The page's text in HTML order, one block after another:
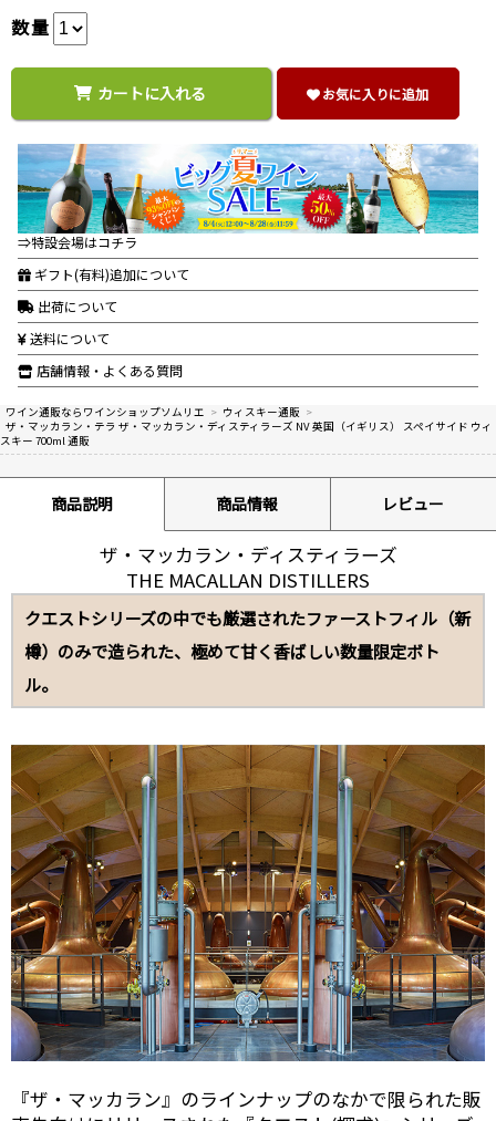
数量
カートに入れる お気に入りに追加
⇒特設会場はコチラ
ギフト(有料)追加について
出荷について
送料について
店舗情報・よくある質問
ワイン通販ならワインショップソムリエ > ウィスキー通販 >
ザ・マッカラン・テラ ザ・マッカラン・ディスティラーズ NV 英国（イギリス） スペイサイド ウィ
スキー 700ml 通販
商品説明 商品情報 レビュー
ザ・マッカラン・ディスティラーズ
THE MACALLAN DISTILLERS
クエストシリーズの中でも厳選されたファーストフィル（新
樽）のみで造られた、極めて甘く香ばしい数量限定ボト
ル。
『ザ・マッカラン』のラインナップのなかで限られた販